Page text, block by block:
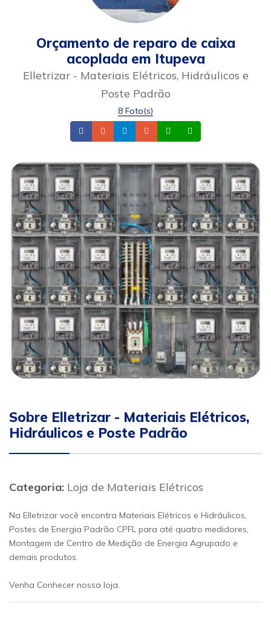
Orçamento de reparo de caixa
acoplada em Itupeva
Elletrizar - Materiais Elétricos, Hidráulicos e
Poste Padrão
8 Foto(s)
FacebookTelefoneInstagram
Email Whatsapp
Sobre Elletrizar - Materiais Elétricos,
Hidráulicos e Poste Padrão
Categoria: Loja de Materiais Elétricos
Na Elletrizar você encontra Materiais Elétricos e Hidráulicos,
Postes de Energia Padrão CPFL para até quatro medidores,
Montagem de Centro de Medição de Energia Agrupado e
demais produtos.
Venha Conhecer nossa loja.